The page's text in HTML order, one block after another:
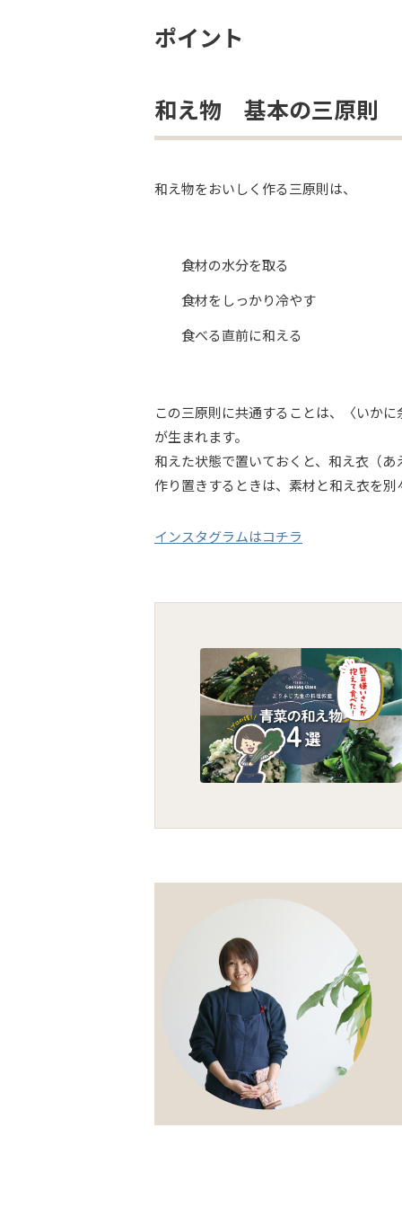
ポイント
和え物 基本の三原則
和え物をおいしく作る三原則は、
食材の水分を取る
食材をしっかり冷やす
食べる直前に和える
この三原則に共通することは、〈いか
が生まれます。
和えた状態で置いておくと、和え衣（
作り置きするときは、素材と和え衣を
インスタグラムはコチラ